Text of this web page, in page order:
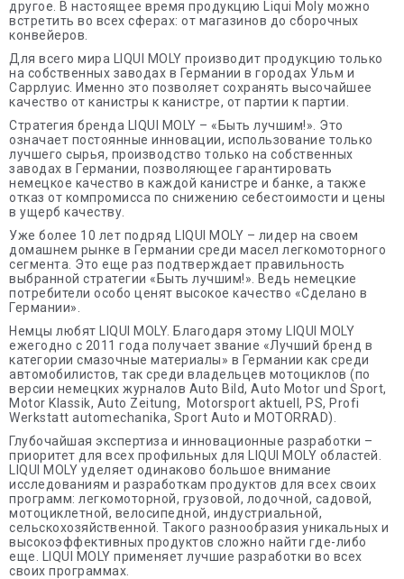
другое. В настоящее время продукцию Liqui Moly можно
встретить во всех сферах: от магазинов до сборочных
конвейеров.
Для всего мира LIQUI MOLY производит продукцию только
на собственных заводах в Германии в городах Ульм и
Саррлуис. Именно это позволяет сохранять высочайшее
качество от канистры к канистре, от партии к партии.
Стратегия бренда LIQUI MOLY – «Быть лучшим!». Это
означает постоянные инновации, использование только
лучшего сырья, производство только на собственных
заводах в Германии, позволяющее гарантировать
немецкое качество в каждой канистре и банке, а также
отказ от компромисса по снижению себестоимости и цены
в ущерб качеству.
Уже более 10 лет подряд LIQUI MOLY – лидер на своем
домашнем рынке в Германии среди масел легкомоторного
сегмента. Это еще раз подтверждает правильность
выбранной стратегии «Быть лучшим!». Ведь немецкие
потребители особо ценят высокое качество «Сделано в
Германии».
Немцы любят LIQUI MOLY. Благодаря этому LIQUI MOLY
ежегодно с 2011 года получает звание «Лучший бренд в
категории смазочные материалы» в Германии как среди
автомобилистов, так среди владельцев мотоциклов (по
версии немецких журналов Auto Bild, Auto Motor und Sport,
Motor Klassik, Auto Zeitung, Motorsport aktuell, PS, Profi
Werkstatt automechanika, Sport Auto и MOTORRAD).
Глубочайшая экспертиза и инновационные разработки –
приоритет для всех профильных для LIQUI MOLY областей.
LIQUI MOLY уделяет одинаково большое внимание
исследованиям и разработкам продуктов для всех своих
программ: легкомоторной, грузовой, лодочной, садовой,
мотоциклетной, велосипедной, индустриальной,
сельскохозяйственной. Такого разнообразия уникальных и
высокоэффективных продуктов сложно найти где-либо
еще. LIQUI MOLY применяет лучшие разработки во всех
своих программах.